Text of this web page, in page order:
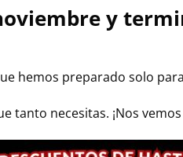
y
hemos preparado solo
tanto necesitas. ¡Nos